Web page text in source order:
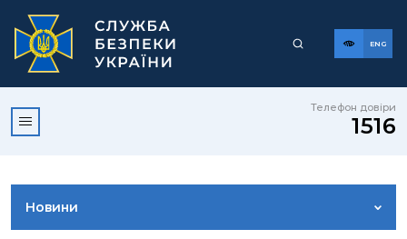
ENG
Телефон довіри
1516
Новини